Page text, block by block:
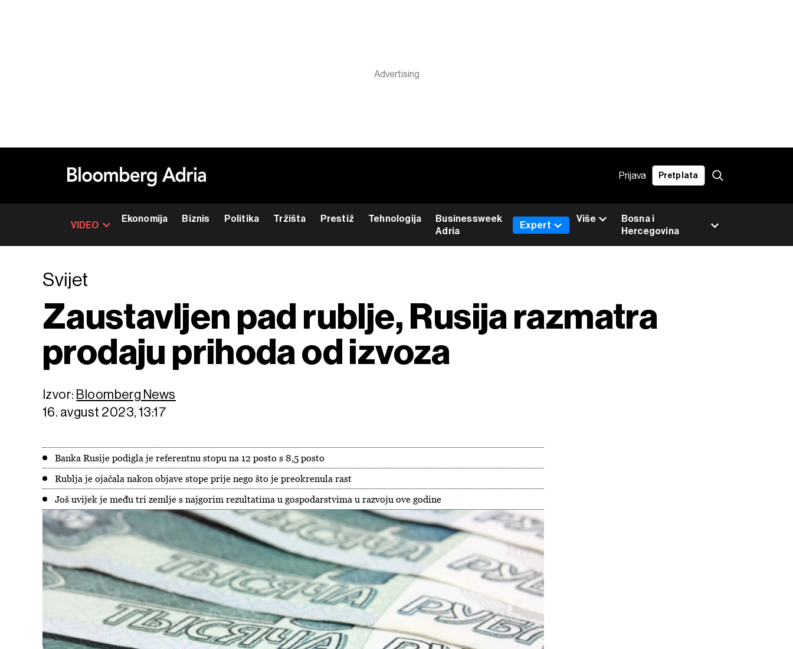
Prijava Pretplata
VIDEO
Ekonomija Biznis Politika Tržišta Prestiž Tehnologija
Businessweek
Adria
Bosna i
Hercegovina
Expert
Više
Svijet
Zaustavljen pad rublje, Rusija razmatra
prodaju prihoda od izvoza
Izvor: Bloomberg News
16. avgust 2023, 13:17
Banka Rusije podigla je referentnu stopu na 12 posto s 8,5 posto
Rublja je ojačala nakon objave stope prije nego što je preokrenula rast
Još uvijek je među tri zemlje s najgorim rezultatima u gospodarstvima u razvoju ove godine